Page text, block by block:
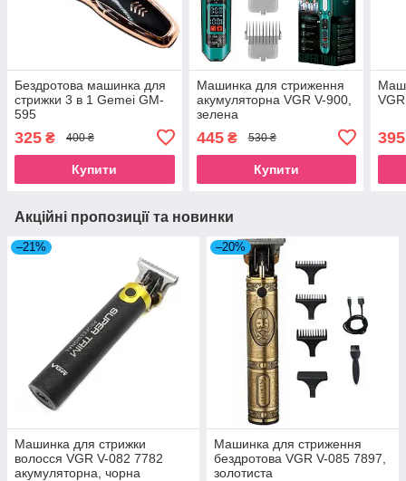
Бездротова машинка для
стрижки 3 в 1 Gemei GM-
595
325 ₴ 400 ₴
Купити
Машинка для стриження
акумуляторна VGR V-900,
зелена
445₴ 530 ₴
Купити
395
Акційні пропозиції та новинки
–21%
Машинка для стрижки
волосся VGR V-082 7782
акумуляторна, чорна
–20%
Машинка для стриження
бездротова VGR V-085 7897,
золотиста